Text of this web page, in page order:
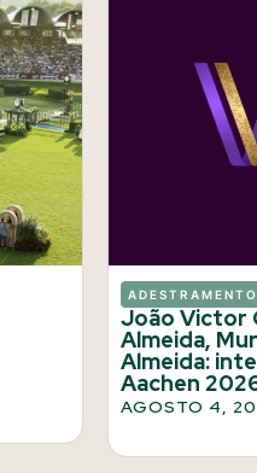
ADESTRAMENTO
João Victor
Almeida,
Almeida:
Aachen
AGOSTO 4,